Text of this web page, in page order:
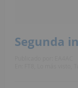
Segunda